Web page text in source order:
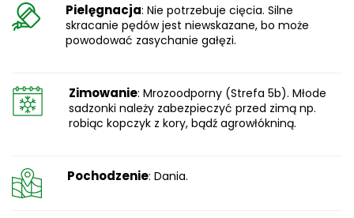
Pielęgnacja: Nie potrzebuje cięcia. Silne
skracanie pędów jest niewskazane, bo może
powodować zasychanie gałęzi.
Zimowanie: Mrozoodporny (Strefa 5b). Młode
sadzonki należy zabezpieczyć przed zimą np.
robiąc kopczyk z kory, bądź agrowłókniną.
Pochodzenie: Dania.